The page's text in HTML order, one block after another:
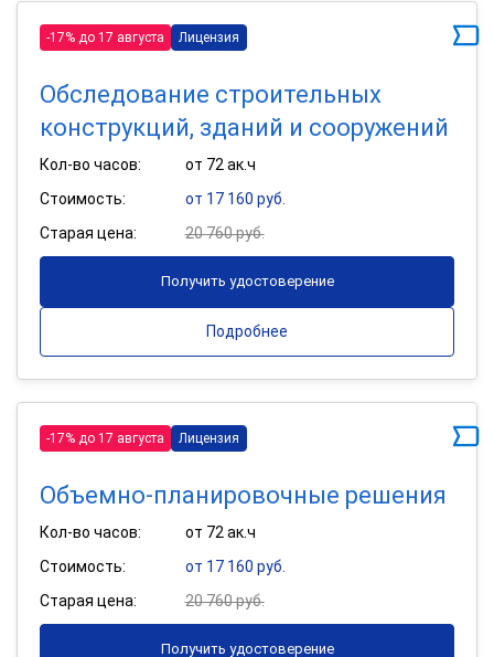
-17% до 17 августа Лицензия
Обследование строительных
конструкций, зданий и сооружений
Кол-во часов:
от 72 ак.ч
Стоимость:
от 17 160 руб.
Старая цена:
20 760 руб.
Получить удостоверение
Подробнее
-17% до 17 августа Лицензия
Объемно-планировочные решения
Кол-во часов:
от 72 ак.ч
Стоимость:
от 17 160 руб.
Старая цена:
20 760 руб.
Получить удостоверение